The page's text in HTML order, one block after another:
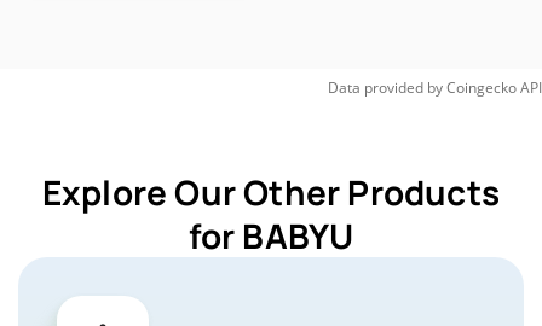
Data provided byCoingeckoAPI
Explore Our Other Products
for BABYU